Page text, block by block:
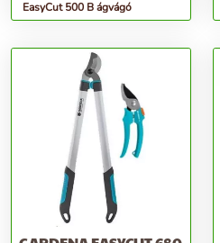
EasyCut 500 B ágvágó